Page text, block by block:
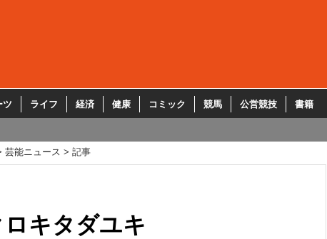
ツ ライフ 経済 健康 コミック 競馬 公営競技 書籍
芸能ニュース 記事
ロキタダユキ